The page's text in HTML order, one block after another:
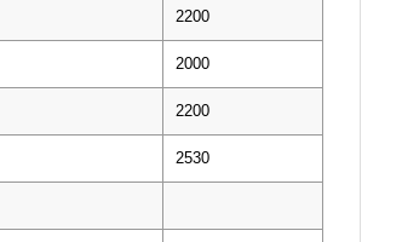
2200
2000
2200
2530